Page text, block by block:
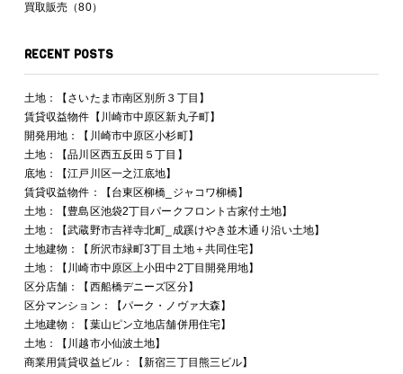
買取販売（80）
RECENT POSTS
土地：【さいたま市南区別所３丁目】
賃貸収益物件【川崎市中原区新丸子町】
開発用地：【川崎市中原区小杉町】
土地：【品川区西五反田５丁目】
底地：【江戸川区一之江底地】
賃貸収益物件：【台東区柳橋_ジャコワ柳橋】
土地：【豊島区池袋2丁目パークフロント古家付土地】
土地：【武蔵野市吉祥寺北町_成蹊けやき並木通り沿い土地】
土地建物：【所沢市緑町3丁目土地＋共同住宅】
土地：【川崎市中原区上小田中2丁目開発用地】
区分店舗：【西船橋デニーズ区分】
区分マンション：【パーク・ノヴァ大森】
土地建物：【葉山ピン立地店舗併用住宅】
土地：【川越市小仙波土地】
商業用賃貸収益ビル：【新宿三丁目熊三ビル】